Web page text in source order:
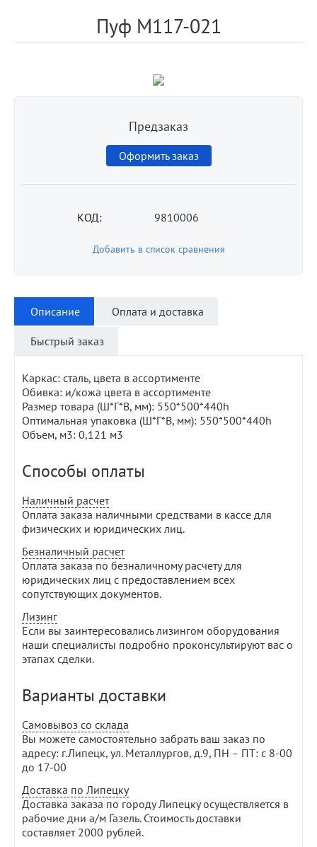
Пуф М117-021
Предзаказ
Оформить заказ
КОД: 9810006
Добавить в список сравнения
Описание Оплата и доставка
Быстрый заказ
Каркас: сталь, цвета в ассортименте
Обивка: и/кожа цвета в ассортименте
Размер товара (Ш*Г*В, мм): 550*500*440h
Оптимальная упаковка (Ш*Г*В, мм): 550*500*440h
Объем, м3: 0,121 м3
Способы оплаты
Наличный расчет
Оплата заказа наличными средствами в кассе для
физических и юридических лиц.
Безналичный расчет
Оплата заказа по безналичному расчету для
юридических лиц с предоставлением всех
сопутствующих документов.
Лизинг
Если вы заинтересовались лизингом оборудования
наши специалисты подробно проконсультируют вас о
этапах сделки.
Варианты доставки
Самовывоз со склада
Вы можете самостоятельно забрать ваш заказ по
адресу: г.Липецк, ул. Металлургов, д.9, ПН – ПТ: с 8-00
до 17-00
Доставка по Липецку
Доставка заказа по городу Липецку осуществляется в
рабочие дни а/м Газель. Стоимость доставки
составляет 2000 рублей.